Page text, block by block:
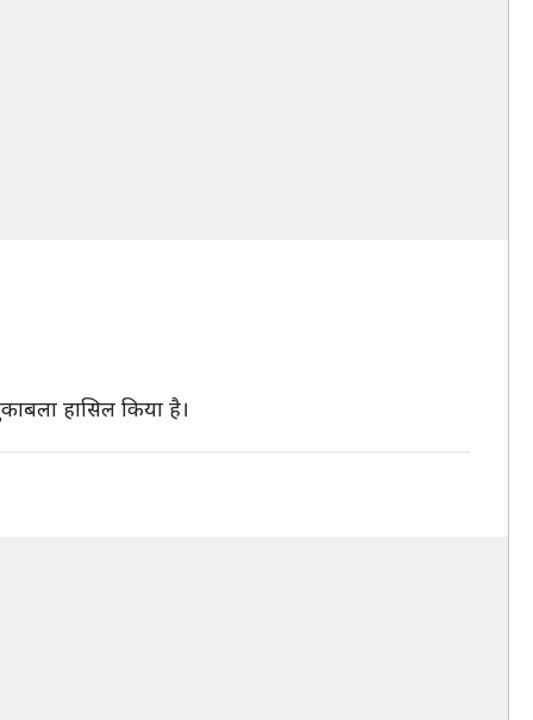
हासिल किया है।